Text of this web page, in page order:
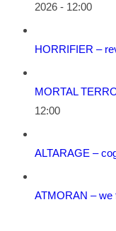
2026 - 12:00
HORRIFIER –
MORTAL
12:00
ALTARAGE –
ATMORAN – we